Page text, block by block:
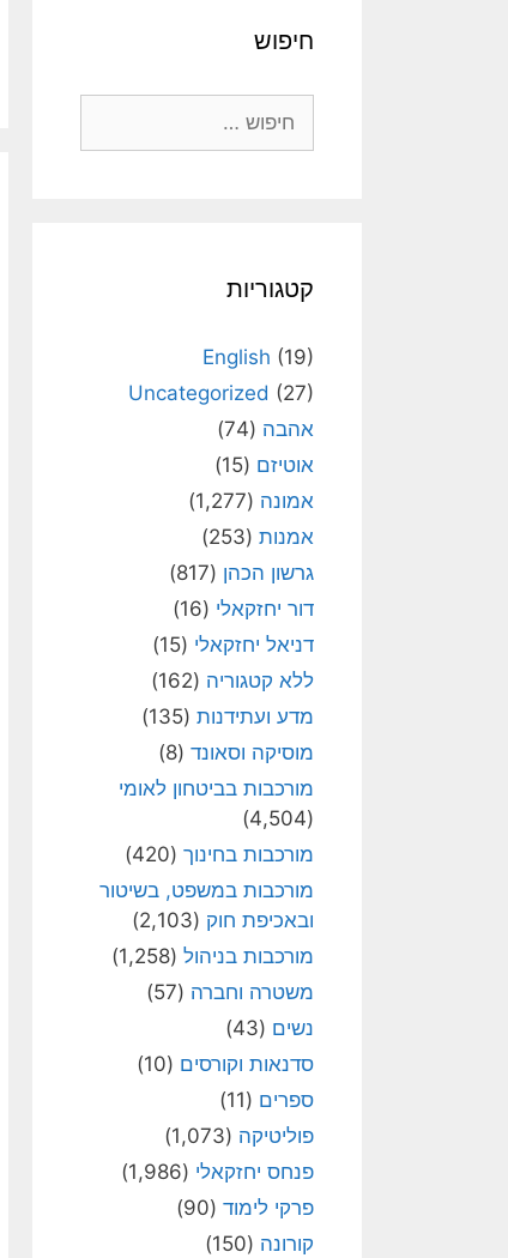
חיפוש
קטגוריות
English (19)
Uncategorized (27)
אהבה (74)
אוטיזם (15)
אמונה (1,277)
אמנות (253)
גרשון הכהן (817)
דור יחזקאלי (16)
דניאל יחזקאלי (15)
ללא קטגוריה (162)
מדע ועתידנות (135)
מוסיקה וסאונד (8)
מורכבות בביטחון לאומי
(4,504)
מורכבות בחינוך (420)
מורכבות במשפט, בשיטור
ובאכיפת חוק (2,103)
מורכבות בניהול (1,258)
משטרה וחברה (57)
נשים (43)
סדנאות וקורסים (10)
ספרים (11)
פוליטיקה (1,073)
פנחס יחזקאלי (1,986)
פרקי לימוד (90)
קורונה (150)